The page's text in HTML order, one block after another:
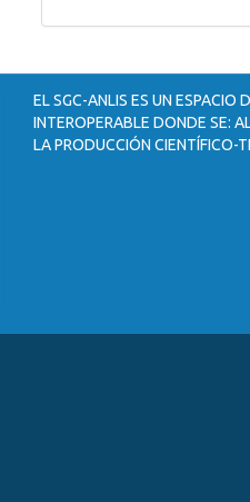
EL SGC-ANLIS ES UN ESPACIO
INTEROPERABLE DONDE SE:
LA PRODUCCIÓN CIENTÍFICO-